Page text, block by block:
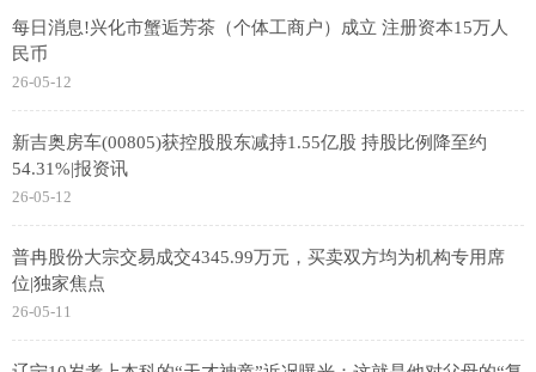
每日消息!兴化市蟹逅芳茶（个体工商户）成立 注册资本15万人
民币
26-05-12
新吉奥房车(00805)获控股股东减持1.55亿股 持股比例降至约
54.31%|报资讯
26-05-12
普冉股份大宗交易成交4345.99万元，买卖双方均为机构专用席
位|独家焦点
26-05-11